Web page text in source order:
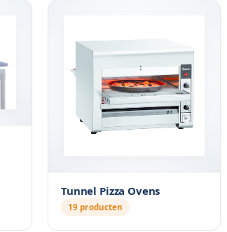
Tunnel Pizza Ovens
19 producten